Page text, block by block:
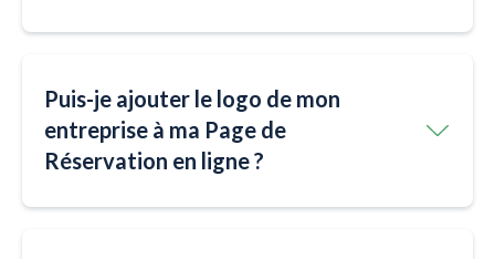
Puis-je ajouter le logo de mon
entreprise à ma Page de
Réservation en ligne ?